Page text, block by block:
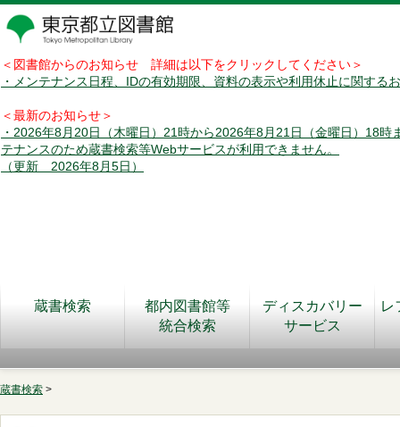
＜図書館からのお知らせ 詳細は以下をクリックしてください＞
・メンテナンス日程、IDの有効期限、資料の表示や利用休止に関する
＜最新のお知らせ＞
・2026年8月20日（木曜日）21時から2026年8月21日（金曜日）18時
テナンスのため蔵書検索等Webサービスが利用できません。
（更新 2026年8月5日）
蔵書検索
都内図書館等
統合検索
ディスカバリー
サービス
レ
蔵書検索 >